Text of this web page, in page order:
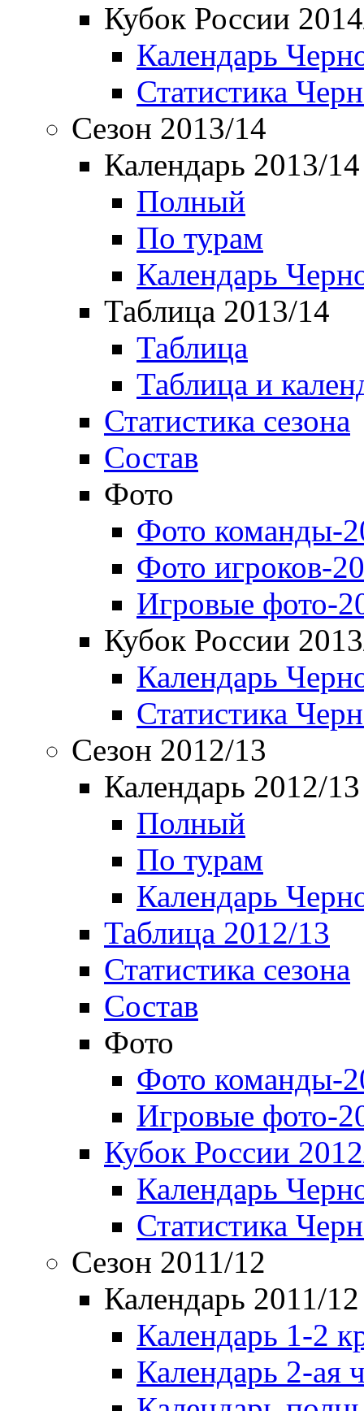
Кубок России
Календарь
Статистика
Сезон 2013/14
Календарь 2013/14
Полный
По турам
Календарь
Таблица 2013/14
Таблица
Таблица и
Статистика сезона
Состав
Фото
Фото команды-
Фото игроков-
Игровые фото-
Кубок России
Календарь
Статистика
Сезон 2012/13
Календарь 2012/13
Полный
По турам
Календарь
Таблица 2012/13
Статистика сезона
Состав
Фото
Фото команды-
Игровые фото-
Кубок России
Календарь
Статистика
Сезон 2011/12
Календарь 2011/12
Календарь 1-2
Календарь 2-ая